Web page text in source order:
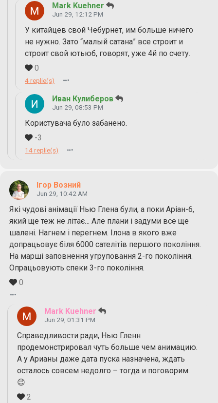
Mark Kuehner
Jun 29, 12:12 PM
У китайцев свой Чебурнет, им больше ничего
не нужно. Зато “малый сатана” все строит и
строит свой ютьюб, говорят, уже 4й по счету.
0
4 replie(s)
Иван Кулиберов
Jun 29, 08:53 PM
Користувача було забанено.
-3
14 replie(s)
Ігор Возний
Jun 29, 10:42 AM
Які чудові анімації Нью Глена були, а поки Аріан-6,
який ще теж не літає… Але плани і задуми все ще
шалені. Нагнем і перегнем. Ілона в якого вже
допрацьовує біля 6000 сателітів першого покоління.
На марші заповнення угруповання 2-го покоління.
Опрацьовують спеки 3-го покоління.
0
Mark Kuehner
Jun 29, 01:31 PM
Справедливости ради, Нью Гленн
продемонстрировал чуть больше чем анимацию.
А у Арианы даже дата пуска назначена, ждать
осталось совсем недолго – тогда и поговорим.
😉
2